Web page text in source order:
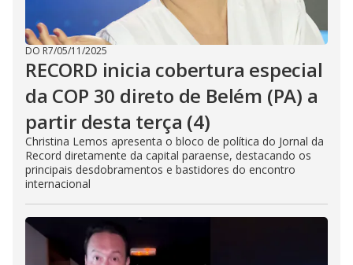
DO R7/05/11/2025
RECORD inicia cobertura especial
da COP 30 direto de Belém (PA) a
partir desta terça (4)
Christina Lemos apresenta o bloco de política do Jornal da
Record diretamente da capital paraense, destacando os
principais desdobramentos e bastidores do encontro
internacional